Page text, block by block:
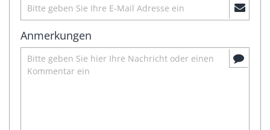
Anmerkungen